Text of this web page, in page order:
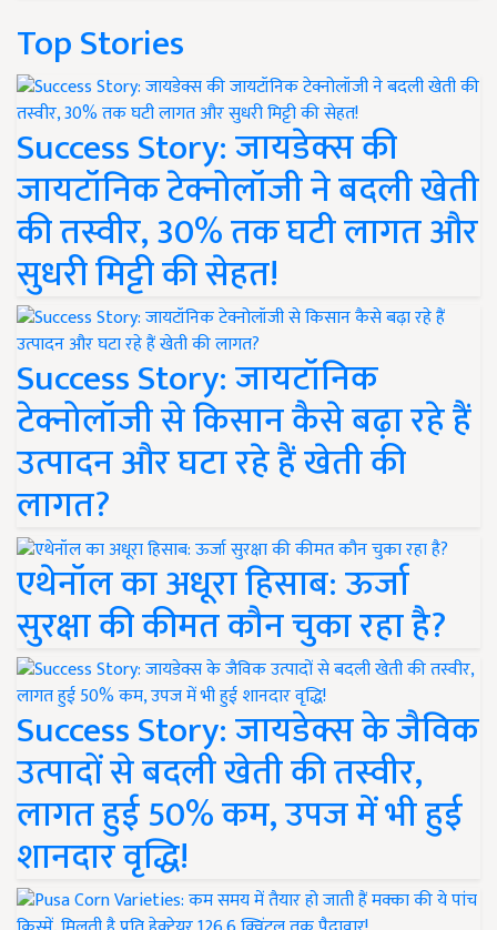
Top Stories
Success Story: जायडेक्स की
जायटॉनिक टेक्नोलॉजी ने बदली खेती
की तस्वीर, 30% तक घटी लागत और
सुधरी मिट्टी की सेहत!
Success Story: जायटॉनिक
टेक्नोलॉजी से किसान कैसे बढ़ा रहे हैं
उत्पादन और घटा रहे हैं खेती की
लागत?
एथेनॉल का अधूरा हिसाब: ऊर्जा
सुरक्षा की कीमत कौन चुका रहा है?
Success Story: जायडेक्स के जैविक
उत्पादों से बदली खेती की तस्वीर,
लागत हुई 50% कम, उपज में भी हुई
शानदार वृद्धि!